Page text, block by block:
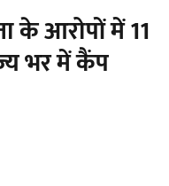
के आरोपों में 11
भर में कैंप